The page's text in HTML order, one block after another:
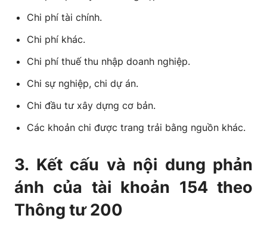
Chi phí tài chính.
Chi phí khác.
Chi phí thuế thu nhập doanh nghiệp.
Chi sự nghiệp, chi dự án.
Chi đầu tư xây dựng cơ bản.
Các khoản chi được trang trải bằng nguồn khác.
3. Kết cấu và nội dung phản
ánh của tài khoản 154 theo
Thông tư 200